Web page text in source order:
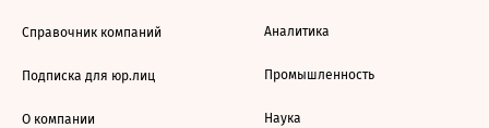
Справочник компаний
Подписка для юр.лиц
О компании
Аналитика
Промышленность
Наука